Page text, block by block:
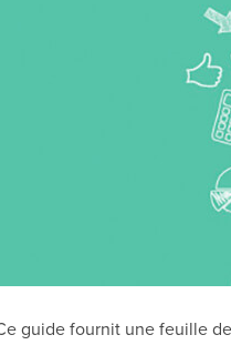
guide fournit une feuille